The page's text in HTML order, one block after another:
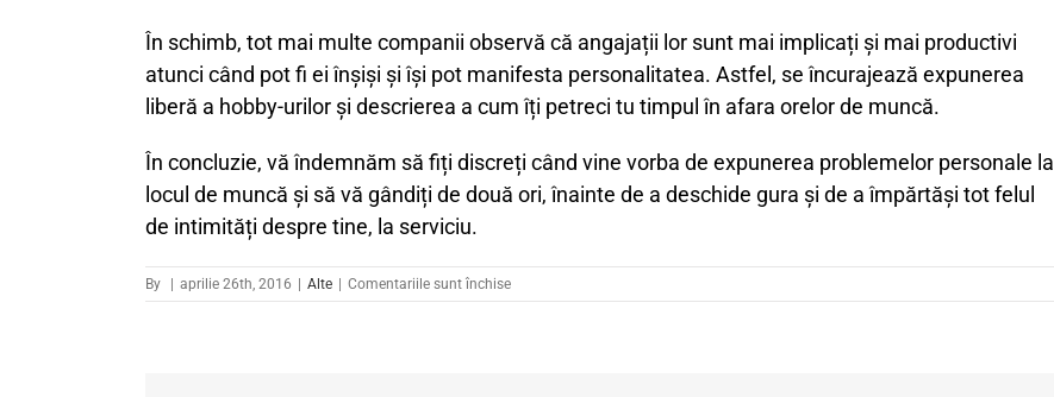
În schimb, tot mai multe companii observă că angajații lor sunt mai implicați și mai productivi
atunci când pot fi ei înșiși și își pot manifesta personalitatea. Astfel, se încurajează expunerea
liberă a hobby-urilor și descrierea a cum îți petreci tu timpul în afara orelor de muncă.
În concluzie, vă îndemnăm să fiți discreți când vine vorba de expunerea problemelor personale la
locul de muncă și să vă gândiți de două ori, înainte de a deschide gura și de a împărtăși tot felul
de intimități despre tine, la serviciu.
By | aprilie 26th, 2016 | Alte | Comentariile sunt închisepentru
Ce